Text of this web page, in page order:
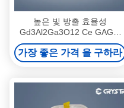
높은 빛 방출 효율성
Gd3Al2Ga3O12 Ce GAGG
Ce 스킨틸레이션 결정
가장 좋은 가격 을 구하라